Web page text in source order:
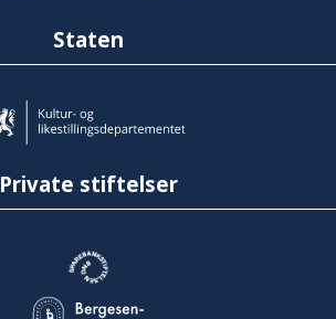
Staten
Private stiftelser